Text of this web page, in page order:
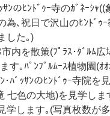
ｻﾝのﾋﾝﾄﾞｩｰ寺のｶﾞﾈｰｼｬ
為､祝日で沢山のﾋﾝﾄﾞｩ
した｡)
市内を散策(ﾌﾟﾗｽ･ﾀﾞﾙﾑ
す｡ﾊﾟﾝﾌﾟﾙﾑｰｽ植物園(ｵｵ
･ﾊﾞｯｻﾝのﾋﾝﾄﾞｩｰ寺院を
七色の大地)を見学しま
学します｡(写真枚数が